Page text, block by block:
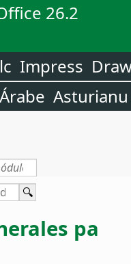
26.2
Impress
Árabe Asturianu
pa